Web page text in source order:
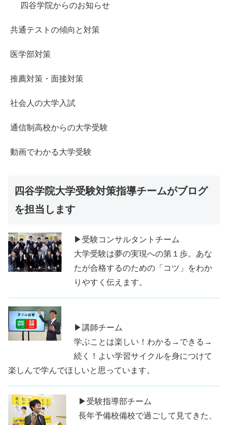
四谷学院からのお知らせ
共通テストの傾向と対策
医学部対策
推薦対策・面接対策
社会人の大学入試
通信制高校からの大学受験
動画でわかる大学受験
四谷学院大学受験対策指導チームがブログ
を担当します
▶受験コンサルタントチーム
大学受験は夢の実現への第１歩。あな
たが合格するのための「コツ」をわか
りやすく伝えます。
▶講師チーム
学ぶことは楽しい！わかる→できる→
続く！よい学習サイクルを身につけて
楽しんで学んでほしいと思っています。
▶受験指導部チーム
長年予備校備校で過ごして見てきた、